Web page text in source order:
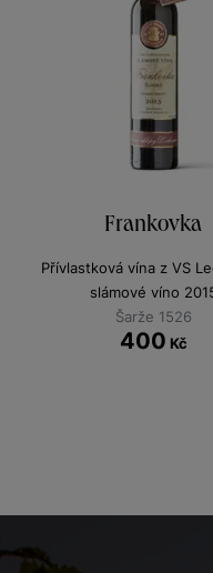
Frankovka
Přívlastková vína z VS
slámové víno
Šarže 1526
400 Kč